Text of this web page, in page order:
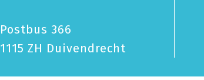
Postbus 366
1115 ZH Duivendrecht